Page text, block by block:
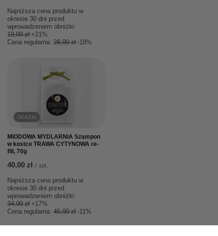
Najniższa cena produktu w
okresie 30 dni przed
wprowadzeniem obniżki:
19,00 zł +21%
Cena regularna: 28,00 zł -18%
OKAZJA
MIODOWA MYDLARNIA Szampon
w kostce TRAWA CYTYNOWA re-
fill, 70g
40,00 zł / szt.
Najniższa cena produktu w
okresie 30 dni przed
wprowadzeniem obniżki:
34,00 zł +17%
Cena regularna: 45,00 zł -11%